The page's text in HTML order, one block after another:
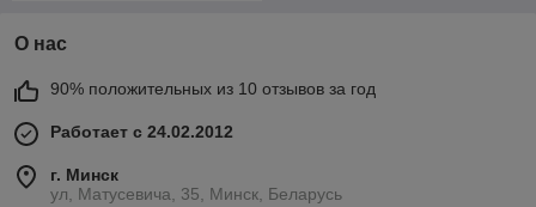
О нас
90% положительных из 10 отзывов за год
Работает с 24.02.2012
г. Минск
ул, Матусевича, 35, Минск, Беларусь